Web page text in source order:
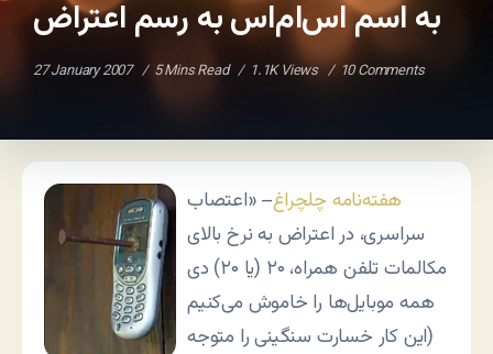
به اسم اس‌ام‌اس به رسم اعتراض
27 January 2007 5 Mins Read 1.1K Views 10 Comments
هفته‌نامه چلچراغ– «اعتصاب
سراسری، در اعتراض به نرخ بالای
مکالمات تلفن همراه، ۲۰ (یا ۲۰) دی
همه موبایل‌ها را خاموش می‌کنیم
(این کار خسارت سنگینی را متوجه